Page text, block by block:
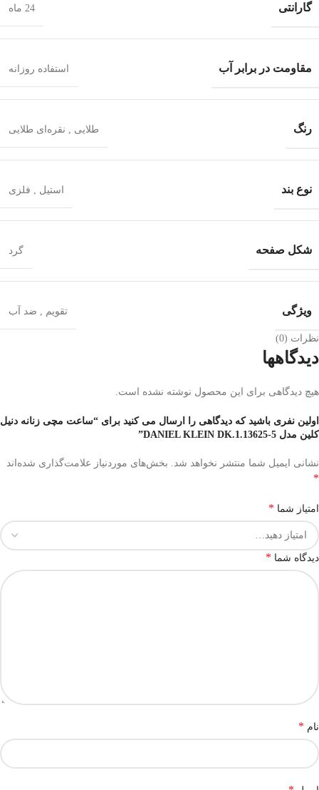
گارانتی 24 ماه
مقاومت در برابر آب استفاده روزانه
رنگ طلایی نقره‌ای طلایی
نوع بند استیل فلزی
شکل صفحه گرد
ویژگی تقویم ضد آب
نظرات (0)
دیدگاهها
هیچ دیدگاهی برای این محصول نوشته نشده است.
اولین نفری باشید که دیدگاهی را ارسال می کنید برای “ساعت مچی زنانه دنیل
کلین مدل DANIEL KLEIN DK.1.13625-5”
نشانی ایمیل شما منتشر نخواهد شد. بخش‌های موردنیاز علامت‌گذاری شده‌اند
*
امتیاز شما *
دیدگاه شما *
نام *